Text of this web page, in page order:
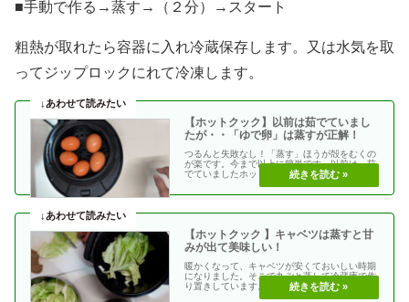
■手動で作る→蒸す→（２分）→スタート
粗熱が取れたら容器に入れ冷蔵保存します。又は水気を取
ってジップロックにれて冷凍します。
【ホットクック】以前は茹でていまし
たが・・「ゆで卵」は蒸すが正解！
つるんと失敗なし！「蒸す」ほうが殻をむくの
が楽です。今まで以上に簡単です。以前は、茹
でていましたホットクックの自動メニューに
「ゆで卵」があり・・
【ホットクック 】キャベツは蒸すと甘
みが出て美味しい！
暖かくなって、キャベツが安くておいしい時期
になりました。そこで丸ごと蒸して冷蔵庫で作
り置きしています。蒸すとキャベツの甘みが出
て、生より食べ・・